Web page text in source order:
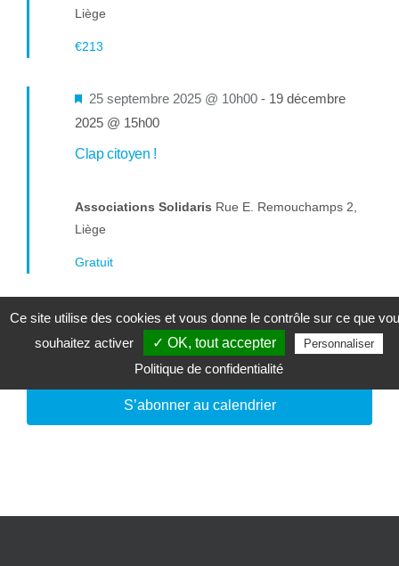
Liège
€213
Clap citoyen !
Mis
en
avant
25 septembre 2025 @ 10h00 - 19 décembre
2025 @ 15h00
Associations Solidaris Rue E. Remouchamps 2,
Liège
Gratuit
Jour précédent Jour suivant
S’abonner au calendrier
Ce site utilise des cookies et vous donne le contrôle sur ce que
souhaitez activer
✓ OK, tout accepter Personnaliser
Politique de confidentialité